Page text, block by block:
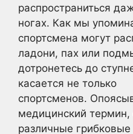
распространиться
ногах. Как мы
спортсмена могут
ладони, пах или
дотронетесь до
касается не только
спортсменов.
медицинский
различные